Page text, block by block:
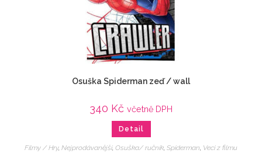
Osuška Spiderman zeď / wall
340 Kč včetně DPH
Detail
Filmy / Hry, Nejprodávanější, Osuška/ ručník, Spiderman, Veci z filmu